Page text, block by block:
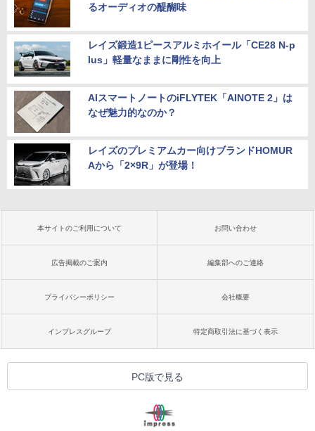
るオーディオの醍醐味
レイズ鍛造1ピースアルミホイール「CE28 N-p
lus」軽量なままに剛性を向上
AIスマートノートのiFLYTEK「AINOTE 2」は
なぜ魅力的なのか？
レイズのプレミアムカー向けブランドHOMUR
Aから「2×9R」が登場！
本サイトのご利用について お問い合わせ
広告掲載のご案内 編集部へのご連絡
プライバシーポリシー 会社概要
インプレスグループ 特定商取引法に基づく表示
PC版で見る